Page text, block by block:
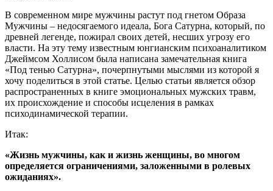
В современном мире мужчины растут под гнетом Образа
Мужчины – недосягаемого идеала, Бога Сатурна, который, по
древней легенде, пожирал своих детей, несших угрозу его
власти. На эту тему известным юнгианским психоаналитиком
Джеймсом Холлисом была написана замечательная книга
«Под тенью Сатурна», почерпнутыми мыслями из которой я
хочу поделиться в этой статье. Целью статьи является обзор
распространенных в книге эмоциональных мужских травм,
их происхождение и способы исцеления в рамках
психодинамической терапии.
Итак:
«Жизнь мужчины, как и жизнь женщины, во многом
определяется ограничениями, заложенными в ролевых
ожиданиях».